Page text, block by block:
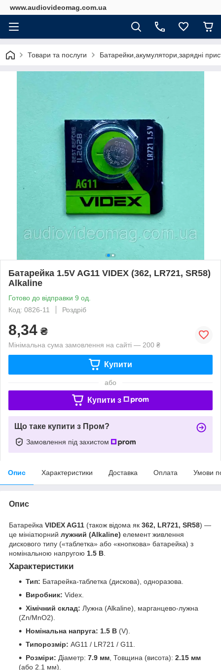
www.audiovideomag.com.ua
Товари та послуги Батарейки,акумулятори,зарядні
Батарейка 1.5V AG11 VIDEX (362, LR721, SR58)
Alkaline
Готово до відправки 9 од.
Код: 0826-11
Роздріб
8,34 ₴
Мінімальна сума замовлення на сайті — 200 ₴
Купити
або
Купити з
Що таке купити з Пром?
Замовлення під захистом
Опис Характеристики Доставка Оплата Умови
Опис
Батарейка VIDEX AG11 (також відома як 362, LR721, SR58) —
це мініатюрний лужний (Alkaline) елемент живлення
дискового типу («таблетка» або «кнопкова» батарейка) з
номінальною напругою 1.5 В
Характеристики
Тип: Батарейка-таблетка (дискова), одноразова.
Виробник: Videx.
Хімічний склад: Лужна (Alkaline), марганцево-лужна
(Zn/MnO2).
Номінальна напруга: 1.5 В (V).
Типорозмір: AG11 / LR721 / G11.
Розміри: Діаметр: 7.9 мм , Товщина (висота): 2.15 мм
(або 2.1 мм).